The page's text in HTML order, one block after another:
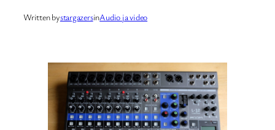
Written bystargazersinAudio ja video